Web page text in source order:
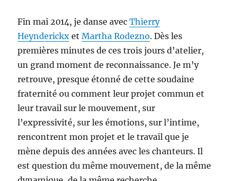
Fin mai 2014, je danse avecThierry
Heynderickx etMartha Rodezno. Dès les
premières minutes de ces trois jours d’atelier,
un grand moment de reconnaissance. Je m’y
retrouve, presque étonné de cette soudaine
fraternité ou comment leur projet commun et
leur travail sur le mouvement, sur
l’expressivité, sur les émotions, sur l’intime,
rencontrent mon projet et le travail que je
mène depuis des années avec les chanteurs. Il
est question du même mouvement, de la même